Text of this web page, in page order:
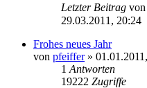
Letzter Beitrag von
29.03.2011, 20:24
Frohes neues Jahr
von pfeiffer»
1 Antworten
19222 Zugriffe